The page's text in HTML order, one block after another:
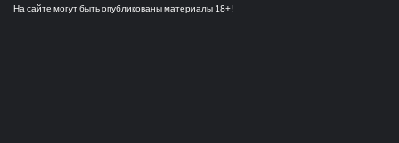
На сайте могут быть опубликованы материалы 18+!